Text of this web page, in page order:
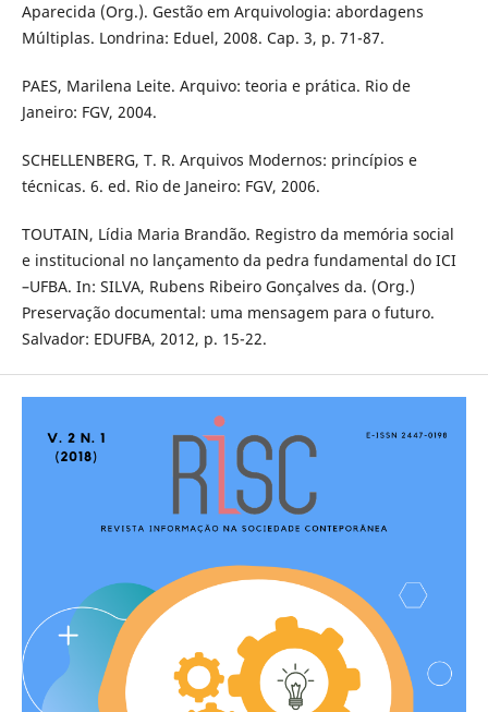
Aparecida (Org.). Gestão em Arquivologia: abordagens
Múltiplas. Londrina: Eduel, 2008. Cap. 3, p. 71-87.
PAES, Marilena Leite. Arquivo: teoria e prática. Rio de
Janeiro: FGV, 2004.
SCHELLENBERG, T. R. Arquivos Modernos: princípios e
técnicas. 6. ed. Rio de Janeiro: FGV, 2006.
TOUTAIN, Lídia Maria Brandão. Registro da memória social
e institucional no lançamento da pedra fundamental do ICI
–UFBA. In: SILVA, Rubens Ribeiro Gonçalves da. (Org.)
Preservação documental: uma mensagem para o futuro.
Salvador: EDUFBA, 2012, p. 15-22.